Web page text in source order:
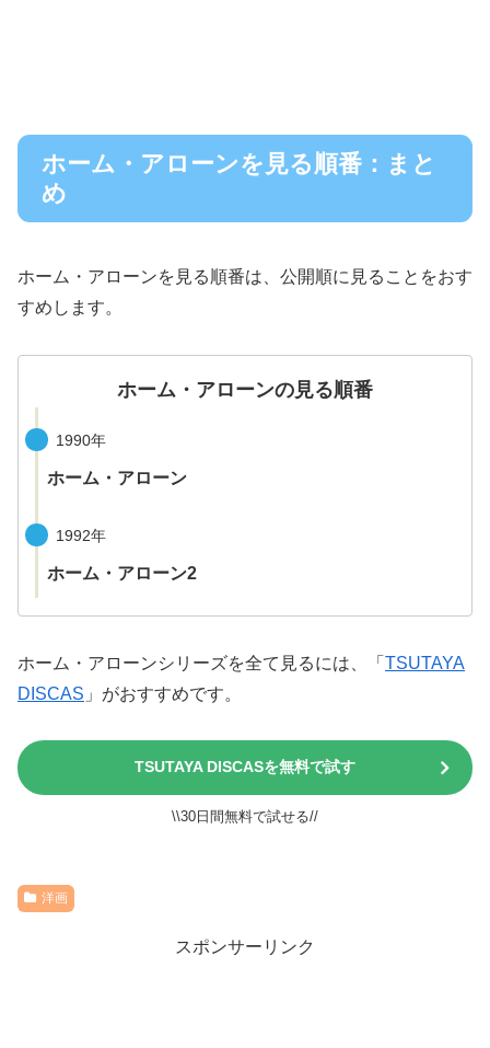
ホーム・アローンを見る順番：まと
め
ホーム・アローンを見る順番は、公開順に見ることをおす
すめします。
ホーム・アローンの見る順番
1990年
ホーム・アローン
1992年
ホーム・アローン2
ホーム・アローンシリーズを全て見るには、「 TSUTAYA
DISCAS 」がおすすめです。
TSUTAYA DISCASを無料で試す
\\30日間無料で試せる//
洋画
スポンサーリンク